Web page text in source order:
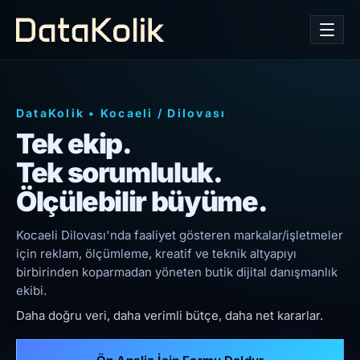
DataKolik • Kocaeli / Dilovası
Tek ekip.
Tek sorumluluk.
Ölçülebilir büyüme.
Kocaeli Dilovası'nda faaliyet gösteren markalar/işletmeler
için reklam, ölçümleme, kreatif ve teknik altyapıyı
birbirinden koparmadan yöneten butik dijital danışmanlık
ekibi.
Daha doğru veri, daha verimli bütçe, daha net kararlar.